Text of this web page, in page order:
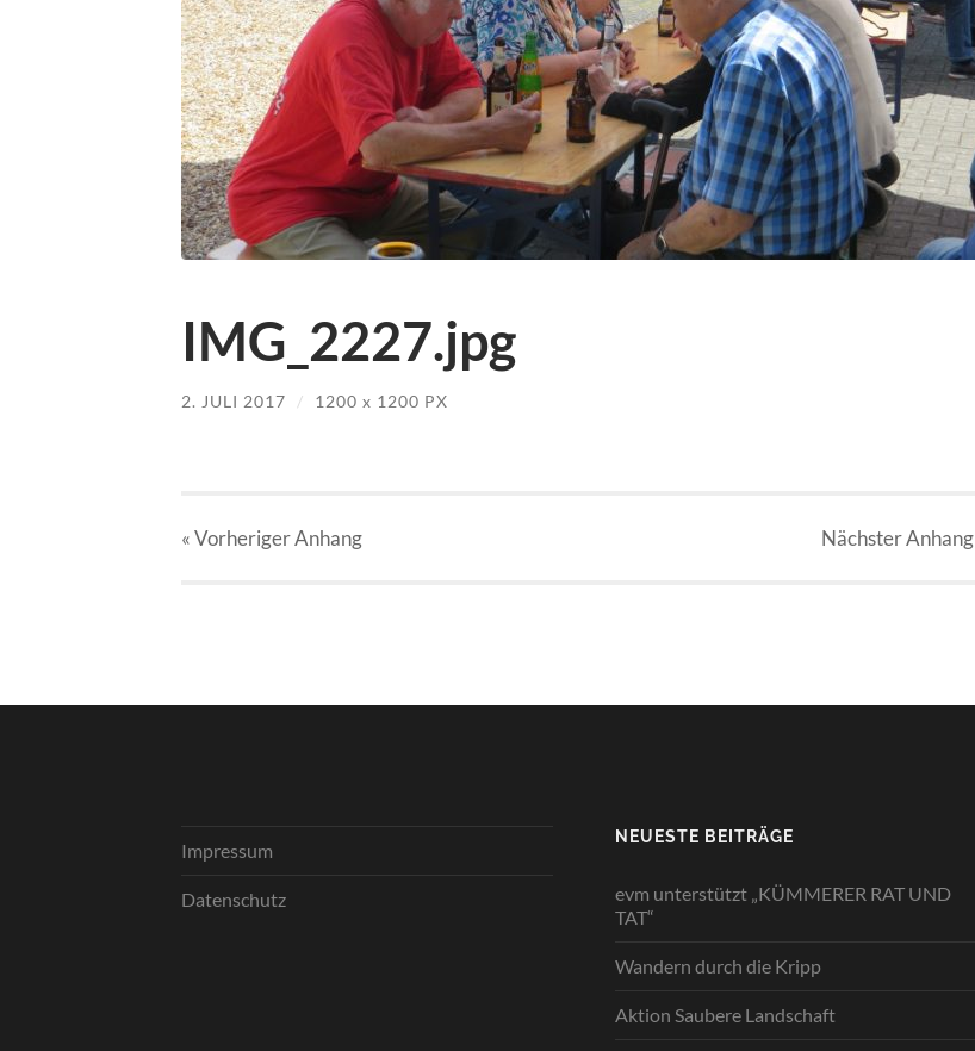
IMG_2227.jpg
2. JULI 2017 / 1200 x 1200 PX
« VorherigerAnhang NächsterAnhang
Impressum
Datenschutz
NEUESTE BEITRÄGE
evm unterstützt „KÜMMERER RAT UND
TAT“
Wandern durch die Kripp
Aktion Saubere Landschaft